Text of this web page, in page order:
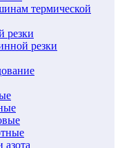
термической
резки
резки
азота